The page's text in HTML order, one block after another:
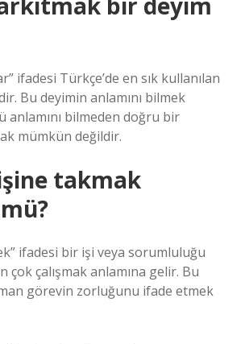
ifadesi Türkçe’de en sık kullanılan
Bu deyimin anlamını bilmek
anlamını bilmeden doğru bir
mümkün değildir.
takmak
ifadesi bir işi veya sorumluluğu
çok çalışmak anlamına gelir. Bu
görevin zorluğunu ifade etmek